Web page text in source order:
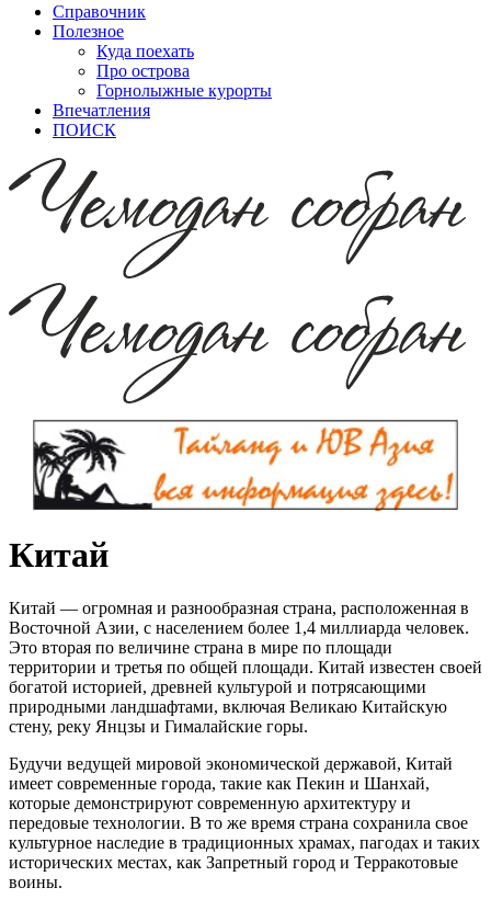
Справочник
Полезное
Куда поехать
Про острова
Горнолыжные курорты
Впечатления
ПОИСК
Китай
Китай — огромная и разнообразная страна, расположенная в
Восточной Азии, с населением более 1,4 миллиарда человек.
Это вторая по величине страна в мире по площади
территории и третья по общей площади. Китай известен своей
богатой историей, древней культурой и потрясающими
природными ландшафтами, включая Великаю Китайскую
стену, реку Янцзы и Гималайские горы.
Будучи ведущей мировой экономической державой, Китай
имеет современные города, такие как Пекин и Шанхай,
которые демонстрируют современную архитектуру и
передовые технологии. В то же время страна сохранила свое
культурное наследие в традиционных храмах, пагодах и таких
исторических местах, как Запретный город и Терракотовые
воины.